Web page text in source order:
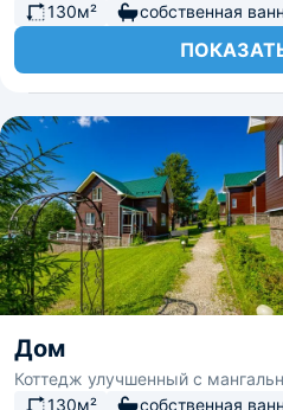
130м²
собственная
Дом
Коттедж улучшенный с
130м²
собственная